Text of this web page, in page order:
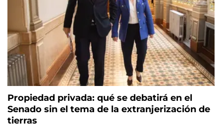
Propiedad privada: qué se debatirá en el
Senado sin el tema de la extranjerización de
tierras